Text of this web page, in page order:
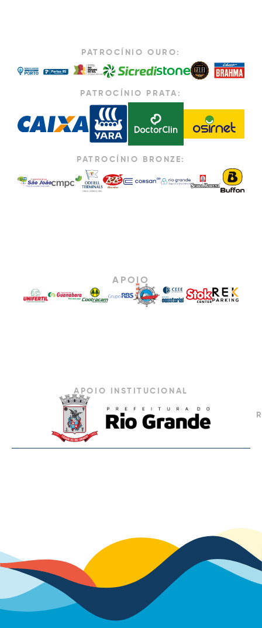
PATROCÍNIO OURO:
PATROCÍNIO PRATA:
PATROCÍNIO BRONZE:
APOIO
APOIO INSTITUCIONAL